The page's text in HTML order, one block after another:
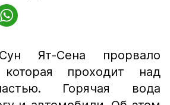
Ят-Сена прорвало
которая проходит над
Горячая вода